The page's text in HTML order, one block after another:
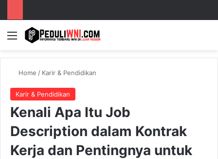
Menu
Home / Karir & Pendidikan
Karir & Pendidikan
Kenali Apa Itu Job
Description dalam Kontrak
Kerja dan Pentingnya untuk